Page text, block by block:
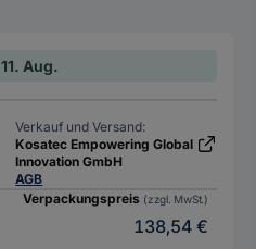
Aug.
Verkauf und Versand:
Kosatec Empowering Global
Innovation GmbH
AGB
Verpackungspreis (zzgl. MwSt.)
138,54 €